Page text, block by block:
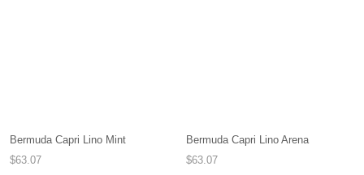
Bermuda Capri Lino Mint
$63.07
Bermuda Capri Lino Arena
$63.07